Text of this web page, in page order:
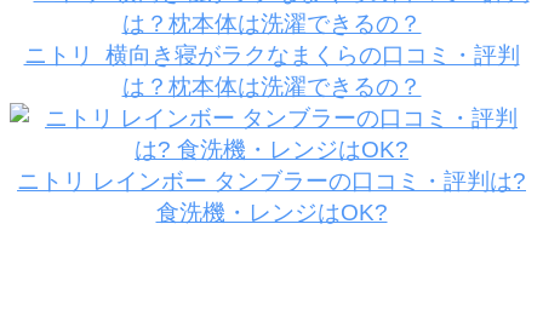
ニトリ 横向き寝がラクなまくらの口コミ・評判
は？枕本体は洗濯できるの？
ニトリ レインボー タンブラーの口コミ・評判は?
食洗機・レンジはOK?